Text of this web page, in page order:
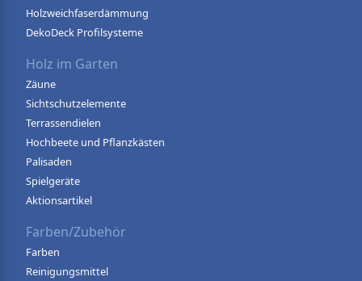
Holzweichfaserdämmung
DekoDeck Profilsysteme
Holz im Garten
Zäune
Sichtschutzelemente
Terrassendielen
Hochbeete und Pflanzkästen
Palisaden
Spielgeräte
Aktionsartikel
Farben/Zubehör
Farben
Reinigungsmittel